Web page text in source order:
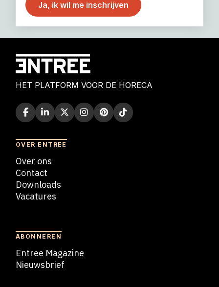
HET PLATFORM VOOR DE HORECA
OVER ENTREE
Over ons
Contact
Downloads
Vacatures
ABONNEREN
Entree Magazine
Nieuwsbrief